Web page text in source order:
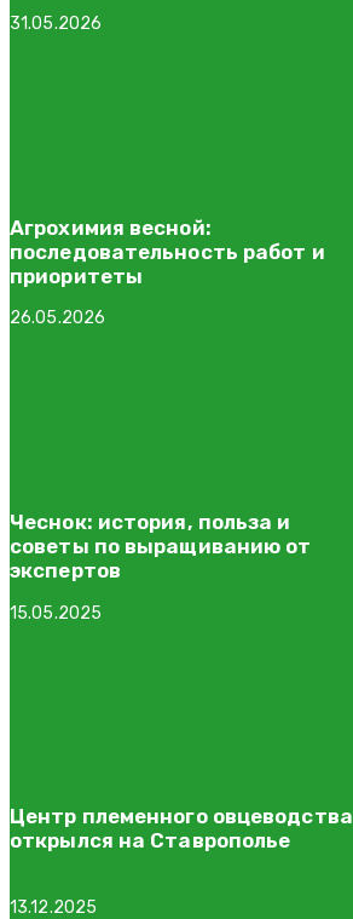
31.05.2026
Агрохимия весной:
последовательность работ и
приоритеты
26.05.2026
Чеснок: история, польза и
советы по выращиванию от
экспертов
15.05.2025
Центр племенного овцеводства
открылся на Ставрополье
13.12.2025